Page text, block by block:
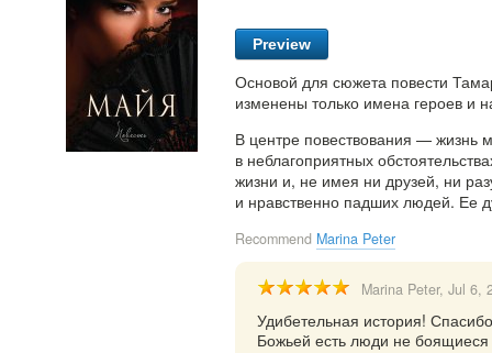
Preview
Основой для сюжета повести
изменены только имена героев и
В центре повествования — жизнь
в неблагоприятных
жизни и, не имея ни друзей, ни
и нравственно падших людей. Ее
Recommend Marina Peter
Marina Peter, Jul 6,
Удибетельная история!
Божьей есть люди не боящиеся